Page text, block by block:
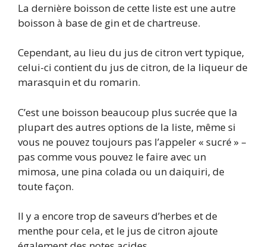
La dernière boisson de cette liste est une autre
boisson à base de gin et de chartreuse.
Cependant, au lieu du jus de citron vert typique,
celui-ci contient du jus de citron, de la liqueur de
marasquin et du romarin.
C’est une boisson beaucoup plus sucrée que la
plupart des autres options de la liste, même si
vous ne pouvez toujours pas l’appeler « sucré » –
pas comme vous pouvez le faire avec un
mimosa, une pina colada ou un daiquiri, de
toute façon.
Il y a encore trop de saveurs d’herbes et de
menthe pour cela, et le jus de citron ajoute